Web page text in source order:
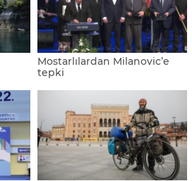
Mostarlılardan Milanovic’e
tepki